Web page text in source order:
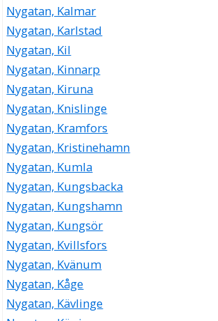
Nygatan, Kalmar
Nygatan, Karlstad
Nygatan, Kil
Nygatan, Kinnarp
Nygatan, Kiruna
Nygatan, Knislinge
Nygatan, Kramfors
Nygatan, Kristinehamn
Nygatan, Kumla
Nygatan, Kungsbacka
Nygatan, Kungshamn
Nygatan, Kungsör
Nygatan, Kvillsfors
Nygatan, Kvänum
Nygatan, Kåge
Nygatan, Kävlinge